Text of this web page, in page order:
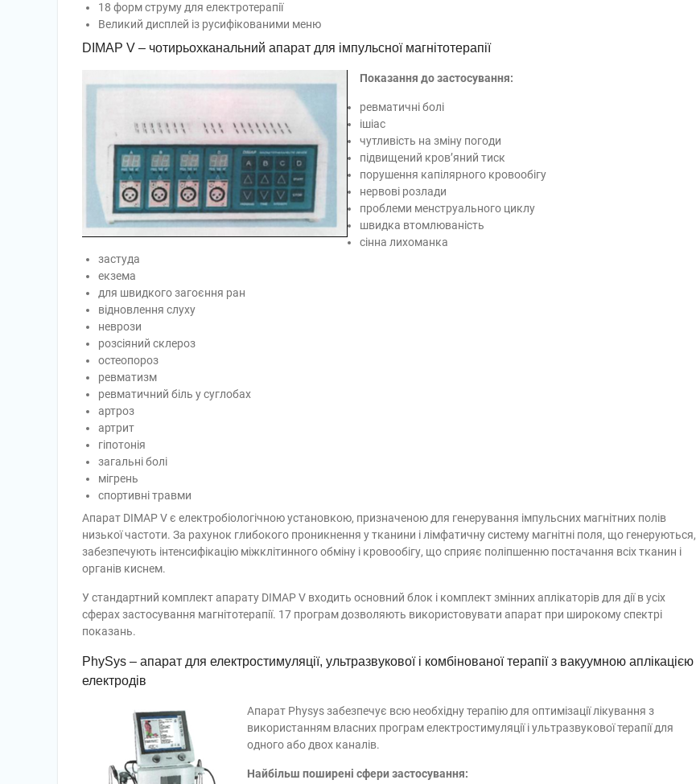
18 форм струму для електротерапії
Великий дисплей із русифікованими меню
DIMAP V – чотирьохканальний апарат для імпульсної магнітотерапії
Показання до застосування:
ревматичні болі
ішіас
чутливість на зміну погоди
підвищений кров’яний тиск
порушення капілярного кровообігу
нервові розлади
проблеми менструального циклу
швидка втомлюваність
сінна лихоманка
застуда
екзема
для швидкого загоєння ран
відновлення слуху
неврози
розсіяний склероз
остеопороз
ревматизм
ревматичний біль у суглобах
артроз
артрит
гіпотонія
загальні болі
мігрень
спортивні травми
Апарат DIMAP V є електробіологічною установкою, призначеною для генерування імпульсних магнітних полів
низької частоти. За рахунок глибокого проникнення у тканини і лімфатичну систему магнітні поля, що генеруються,
забезпечують інтенсифікацію міжклітинного обміну і кровообігу, що сприяє поліпшенню постачання всіх тканин і
органів киснем.
У стандартний комплект апарату DIMAP V входить основний блок і комплект змінних аплікаторів для дії в усіх
сферах застосування магнітотерапії. 17 програм дозволяють використовувати апарат при широкому спектрі
показань.
PhySys – апарат для електростимуляції, ультразвукової і комбінованої терапії з вакуумною аплікацією
електродів
Апарат Physys забезпечує всю необхідну терапію для оптимізації лікування з
використанням власних програм електростимуляції і ультразвукової терапії для
одного або двох каналів.
Найбільш поширені сфери застосування: